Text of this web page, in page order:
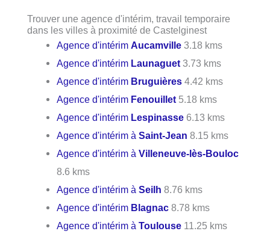
Trouver une agence d'intérim, travail temporaire
dans les villes à proximité de Castelginest
Agence d'intérimAucamville 3.18 kms
Agence d'intérim Launaguet 3.73 kms
Agence d'intérim Bruguières 4.42 kms
Agence d'intérim Fenouillet 5.18 kms
Agence d'intérim Lespinasse 6.13 kms
Agence d'intérim àSaint-Jean 8.15 kms
Agence d'intérim àVilleneuve-lès-Bouloc
8.6 kms
Agence d'intérim àSeilh 8.76 kms
Agence d'intérim Blagnac 8.78 kms
Agence d'intérim àToulouse 11.25 kms